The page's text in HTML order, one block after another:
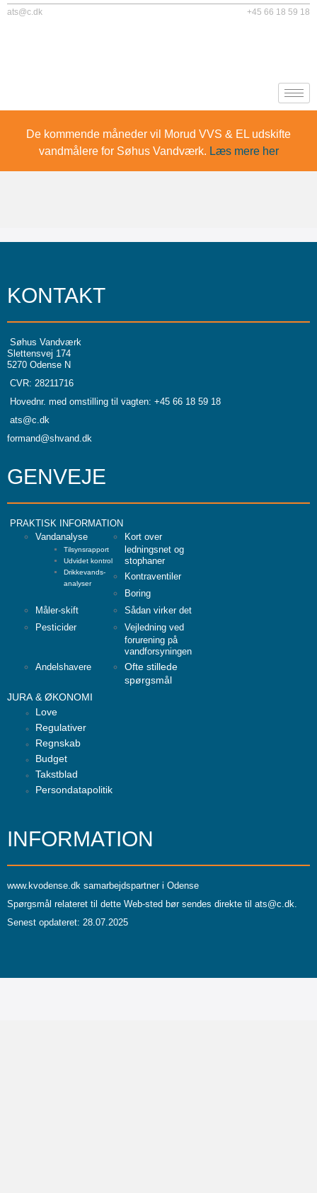
ats@c.dk +45 66 18 59 18
De kommende måneder vil Morud VVS & EL udskifte
vandmålere for Søhus Vandværk. Læs mere her
KONTAKT
Søhus Vandværk
Slettensvej 174
5270 Odense N
CVR: 28211716
Hovednr. med omstilling til vagten: +45 66 18 59 18
ats@c.dk
formand@shvand.dk
GENVEJE
PRAKTISK INFORMATION
Vandanalyse
Tilsynsrapport
Udvidet kontrol
Drikkevands-
analyser
Kort over
ledningsnet og
stophaner
Kontraventiler
Boring
Måler-skift
Sådan virker det
Pesticider
Vejledning ved
forurening på
vandforsyningen
Andelshavere
Ofte stillede
spørgsmål
JURA & ØKONOMI
Love
Regulativer
Regnskab
Budget
Takstblad
Persondatapolitik
INFORMATION
www.kvodense.dk samarbejdspartner i Odense
Spørgsmål relateret til dette Web-sted bør sendes direkte til ats@c.dk.
Senest opdateret: 28.07.2025